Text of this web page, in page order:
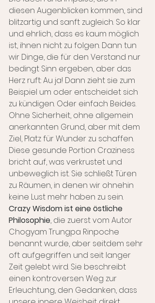
diesen Augenblicken kommen, sind
blitzartig und sanft zugleich. So klar
und ehrlich, dass es kaum möglich
ist, ihnen nicht zu folgen. Dann tun
wir Dinge, die für den Verstand nur
bedingt Sinn ergeben, aber das
Herz ruft: Au ja! Dann zieht sie zum
Beispiel um oder entscheidet sich
zu kündigen. Oder einfach Beides.
Ohne Sicherheit, ohne allgemein
anerkannten Grund, aber mit dem
Ziel, Platz für Wunder zu schaffen.
Diese gesunde Portion Craziness
bricht auf, was verkrustet und
unbeweglich ist. Sie schließt Türen
zu Räumen, in denen wir ohnehin
keine Lust mehr haben zu sein.
Crazy Wisdom ist eine östliche
Philosophie, die zuerst vom Autor
Chogyam Trungpa Rinpoche
benannt wurde, aber seitdem sehr
oft aufgegriffen und seit langer
Zeit gelebt wird. Sie beschreibt
einen kontroversen Weg zur
Erleuchtung, den Gedanken, dass